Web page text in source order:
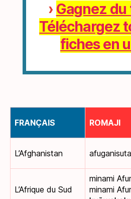
› Gagnez du
Téléchargez
fiches en
FRANÇAIS ROMAJI
L’Afghanistan
L’Afrique du Sud
minami
minami